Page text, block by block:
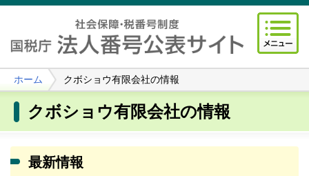
ホーム クボショウ有限会社の情報
クボショウ有限会社の情報
最新情報